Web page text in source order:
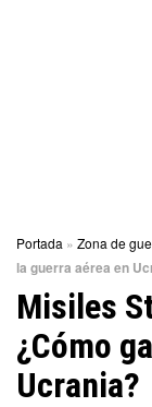
Portada » Zona de
la guerra aérea en
Misiles
¿Cómo
Ucrania?